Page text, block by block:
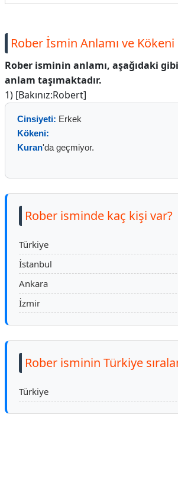
Rober İsmin Anlamı ve Kökeni
Rober isminin anlamı, aşağıdaki
anlam taşımaktadır.
1) [Bakınız:Robert]
Cinsiyeti: Erkek
Kökeni:
Kuran'da geçmiyor.
Rober isminde kaç kişi var?
Türkiye
İstanbul
Ankara
İzmir
Rober isminin Türkiye
Türkiye